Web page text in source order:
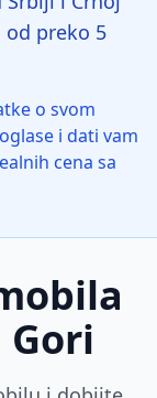
od preko 5
o svom
i dati vam
cena sa